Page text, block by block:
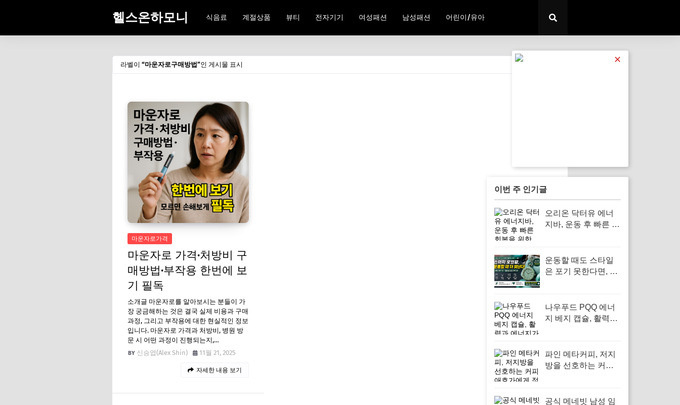
헬스온하모니 식음료 계절상품 뷰티 전자기기 여성패션 남성패션 어린이/유아
라벨이 마운자로구매방법 인 게시물 표시
마운자로가격
마운자로 가격·처방비 구
매방법·부작용 한번에 보
기 필독
소개글 마운자로를 알아보시는 분들이 가
장 궁금해하는 것은 결국 실제 비용과 구매
과정, 그리고 부작용에 대한 현실적인 정보
입니다. 마운자로 가격과 처방비, 병원 방
문 시 어떤 과정이 진행되는지,…
신승엽(Alex Shin)
11월 21, 2025
자세한 내용 보기
✕
이번 주 인기글
오리온 닥터유 에너
지바, 운동 후 빠른 회
운동할 때도 스타일
은 포기 못한다면, 스
나우푸드 PQQ 에너
지 베지 캡슐, 활력과
파인 메타커피, 저지
방을 선호하는 커피
공식 메네빗 남성 임